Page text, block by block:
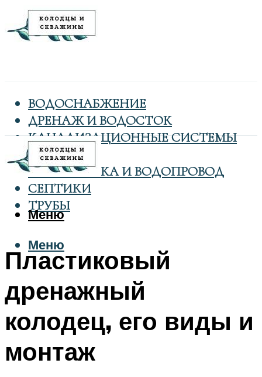
ВОДОСНАБЖЕНИЕ
ДРЕНАЖ И ВОДОСТОК
КАНАЛИЗАЦИОННЫЕ СИСТЕМЫ
КОЛОДЦЫ
САНТЕХНИКА И ВОДОПРОВОД
СЕПТИКИ
ТРУБЫ
Меню
Меню
Пластиковый
дренажный
колодец, его виды и
монтаж